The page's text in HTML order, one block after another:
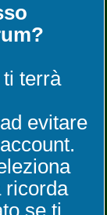
terrà
evitare
ricorda
se ti